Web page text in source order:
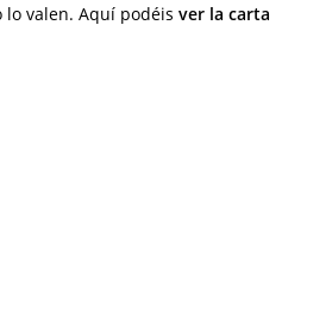
lo valen. Aquí podéis ver la carta